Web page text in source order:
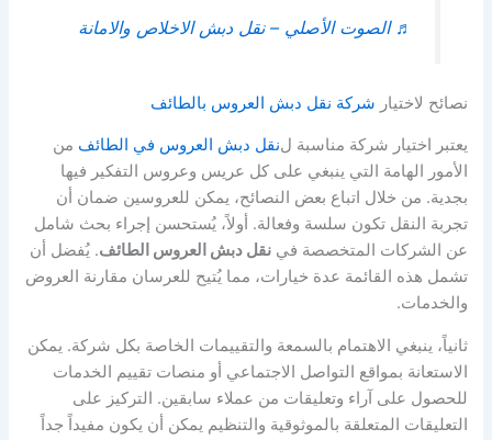
♬ الصوت الأصلي – نقل دبش الاخلاص والامانة
نصائح لاختيار شركة نقل دبش العروس بالطائف
يعتبر اختيار شركة مناسبة لنقل دبش العروس في الطائف من
الأمور الهامة التي ينبغي على كل عريس وعروس التفكير فيها
بجدية. من خلال اتباع بعض النصائح، يمكن للعروسين ضمان أن
تجربة النقل تكون سلسة وفعالة. أولاً، يُستحسن إجراء بحث شامل
عن الشركات المتخصصة فينقل دبش العروس الطائف. يُفضل أن
تشمل هذه القائمة عدة خيارات، مما يُتيح للعرسان مقارنة العروض
والخدمات.
ثانياً، ينبغي الاهتمام بالسمعة والتقييمات الخاصة بكل شركة. يمكن
الاستعانة بمواقع التواصل الاجتماعي أو منصات تقييم الخدمات
للحصول على آراء وتعليقات من عملاء سابقين. التركيز على
التعليقات المتعلقة بالموثوقية والتنظيم يمكن أن يكون مفيداً جداً